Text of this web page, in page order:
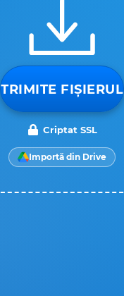
TRIMITE FIȘIERUL
Criptat SSL
Importă din Drive